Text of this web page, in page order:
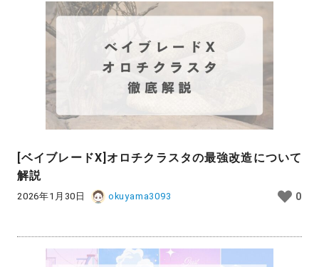
[ベイブレードX]オロチクラスタの最強改造について
解説
2026年1月30日 okuyama3093 0